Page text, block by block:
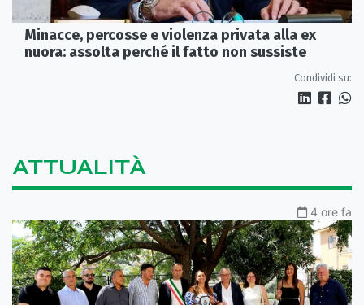
Minacce, percosse e violenza privata alla ex
nuora: assolta perché il fatto non sussiste
Condividi su:
ATTUALITÀ
4 ore fa